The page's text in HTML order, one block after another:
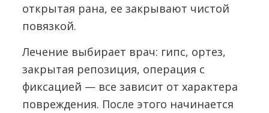
открытая рана, ее закрывают чистой
повязкой.
Лечение выбирает врач: гипс, ортез,
закрытая репозиция, операция с
фиксацией — все зависит от характера
повреждения. После этого начинается